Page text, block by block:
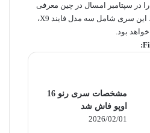
قصد دارد سری فایند X9 را در سپتامبر امسال در چین معرفی
کند. طبق اطلاعات فاش‌شده، این سری شامل سه مدل فایند X9،
مشخصات سری رنو 16
اوپو فاش شد
2026/02/01